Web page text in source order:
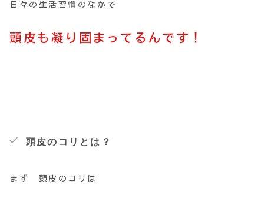
日々の生活習慣のなかで
頭皮も凝り固まってるんです！
頭皮のコリとは？
まず 頭皮のコリは